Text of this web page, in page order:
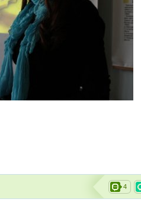
4